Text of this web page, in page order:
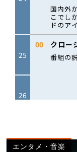
エンタメ・音楽